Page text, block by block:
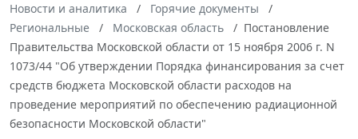
Новости и аналитика
Горячие документы
Региональные
Московская область
Постановление
Правительства Московской области от 15 ноября 2006 г. N
1073/44 "Об утверждении Порядка финансирования за счет
средств бюджета Московской области расходов на
проведение мероприятий по обеспечению радиационной
безопасности Московской области"